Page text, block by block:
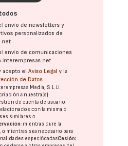
envío de newsletters y
personalizados de
envío de comunicaciones
interempresas.net
acepto elAviso Legal y la
de Datos
Media, S.L.U.
a nuestra(s)
de cuenta de usuario.
con la misma o
similares o
mientras dure la
mientras sea necesario para
especificadasCesión: